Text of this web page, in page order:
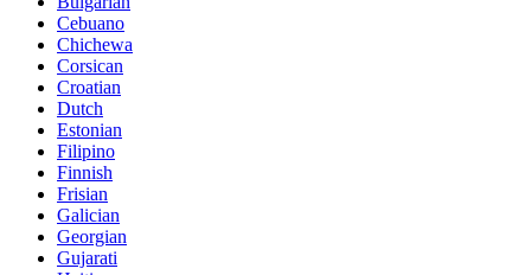
Cebuano
Chichewa
Corsican
Croatian
Dutch
Estonian
Filipino
Finnish
Frisian
Galician
Georgian
Gujarati